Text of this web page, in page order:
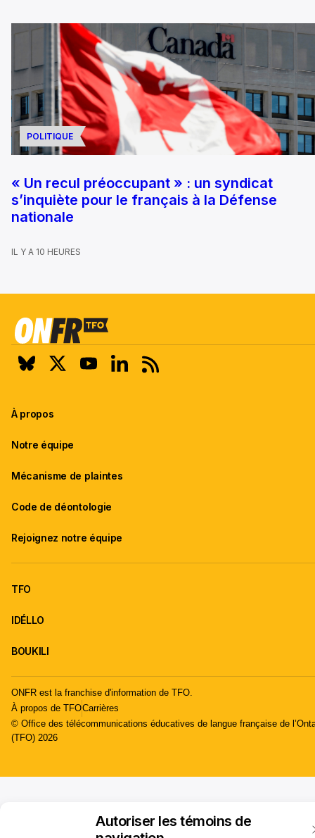
Autoriser les témoins de
POLITIQUE
« Un recul préoccupant » : un syndicat
s’inquiète pour le français à la Défense
nationale
IL Y A 10 HEURES
À propos
Notre équipe
Mécanisme de plaintes
Code de déontologie
Rejoignez notre équipe
TFO
IDÉLLO
BOUKILI
ONFR est la franchise d'information de TFO.
À propos de TFOCarrières
© Office des télécommunications éducatives de langue française de
(TFO) 2026